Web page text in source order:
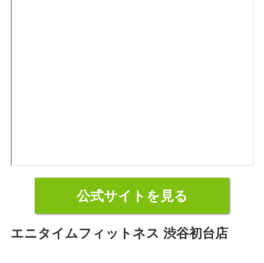
公式サイトを見る
エニタイムフィットネス 渋谷初台店